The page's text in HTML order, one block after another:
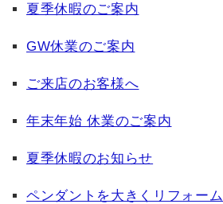
夏季休暇のご案内
GW休業のご案内
ご来店のお客様へ
年末年始 休業のご案内
夏季休暇のお知らせ
ペンダントを大きくリフォーム